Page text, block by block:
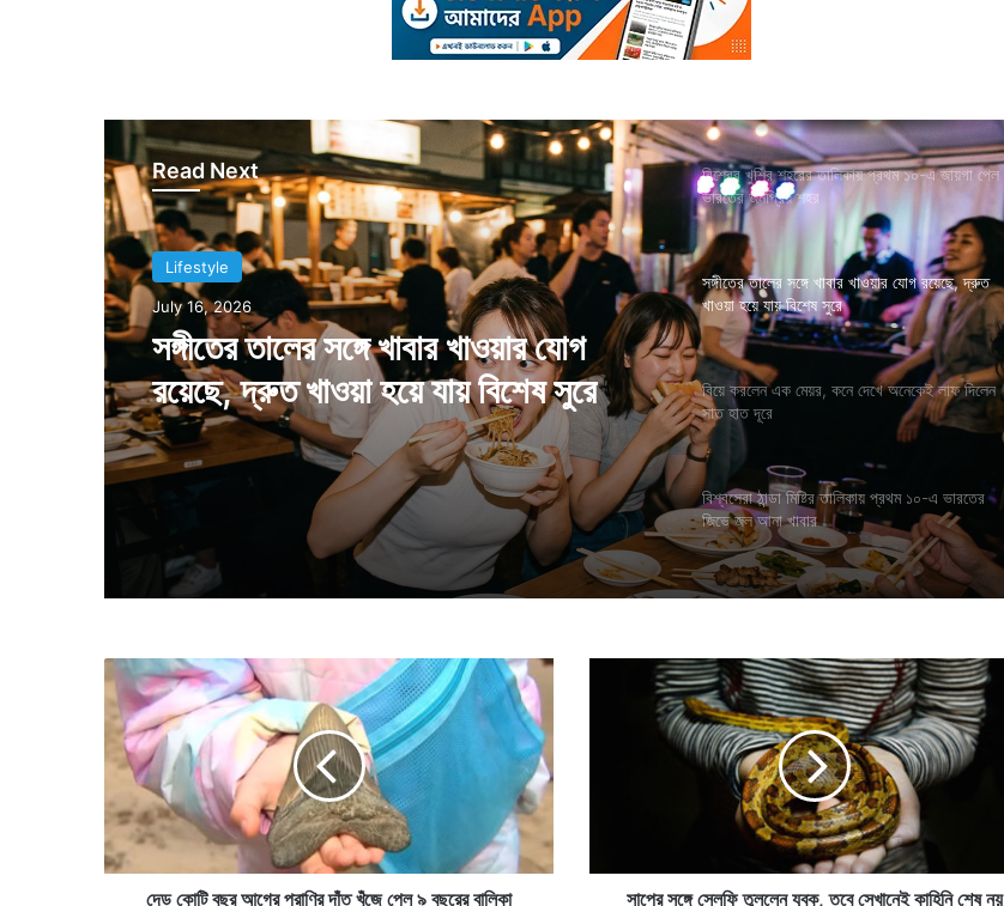
Read Next
Lifestyle
July 5, 2026
বিয়ে করলেন এক মেয়র, কনে দেখে অনেকেই
লাফ দিলেন সাত হাত দূরে
বিশ্বের খুশির শহরের তালিকায় প্রথম ১০-এ জায়গা পেল
ভারতের জনপ্রিয় শহর
সঙ্গীতের তালের সঙ্গে খাবার খাওয়ার যোগ রয়েছে, দ্রুত
খাওয়া হয়ে যায় বিশেষ সুরে
বিয়ে করলেন এক মেয়র, কনে দেখে অনেকেই লাফ দিলেন
সাত হাত দূরে
বিশ্বসেরা ঠান্ডা মিষ্টির তালিকায় প্রথম ১০-এ ভারতের
জিভে জল আনা খাবার
ড়
কো
আ
গে
দেড় কোটি বছর আগের প্রাণির দাঁত খুঁজে পেল ৯ বছরের বালিকা
তু
সাপের সঙ্গে সেলফি তুললেন যুবক, তবে সেখানেই কাহিনি শেষ নয়